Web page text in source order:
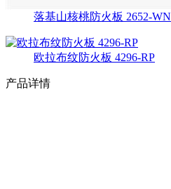
落基山核桃防火板 2652-WN
欧拉布纹防火板 4296-RP
产品详情